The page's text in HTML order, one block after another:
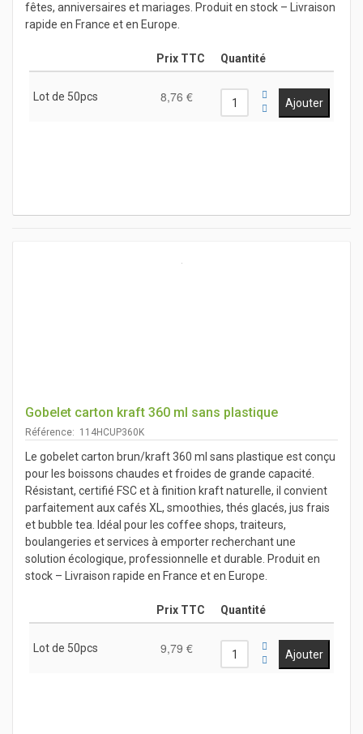
fêtes, anniversaires et mariages. Produit en stock – Livraison
rapide en France et en Europe.
Prix TTC Quantité
Lot de 50pcs 8,76 €
Gobelet carton kraft 360 ml sans plastique
Référence: 114HCUP360K
Le gobelet carton brun/kraft 360 ml sans plastique est conçu
pour les boissons chaudes et froides de grande capacité.
Résistant, certifié FSC et à finition kraft naturelle, il convient
parfaitement aux cafés XL, smoothies, thés glacés, jus frais
et bubble tea. Idéal pour les coffee shops, traiteurs,
boulangeries et services à emporter recherchant une
solution écologique, professionnelle et durable. Produit en
stock – Livraison rapide en France et en Europe.
Prix TTC Quantité
Lot de 50pcs 9,79 €